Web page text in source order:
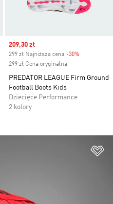
Sale price
209,30 zł
299 zł Najniższa cena -30%
299 zł Cena oryginalna
PREDATOR LEAGUE Firm Ground
Football Boots Kids
Dziecięce Performance
2 kolory